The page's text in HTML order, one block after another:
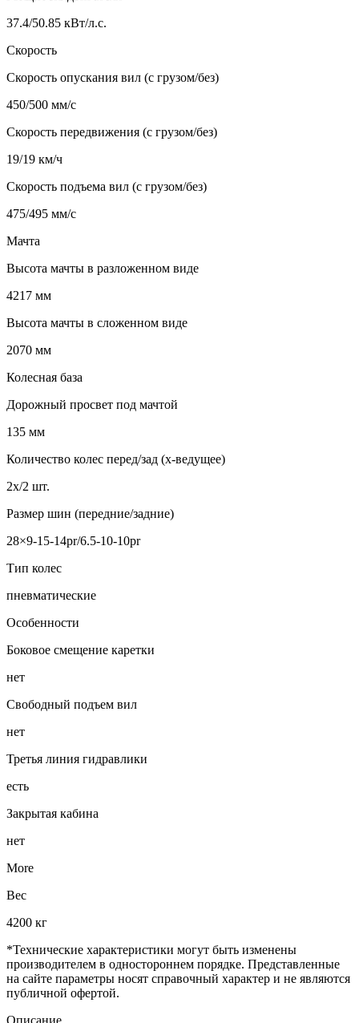
37.4/50.85 кВт/л.с.
Скорость
Скорость опускания вил (с грузом/без)
450/500 мм/с
Скорость передвижения (с грузом/без)
19/19 км/ч
Скорость подъема вил (с грузом/без)
475/495 мм/с
Мачта
Высота мачты в разложенном виде
4217 мм
Высота мачты в сложенном виде
2070 мм
Колесная база
Дорожный просвет под мачтой
135 мм
Количество колес перед/зад (x-ведущее)
2x/2 шт.
Размер шин (передние/задние)
28×9-15-14pr/6.5-10-10pr
Тип колес
пневматические
Особенности
Боковое смещение каретки
нет
Свободный подъем вил
нет
Третья линия гидравлики
есть
Закрытая кабина
нет
More
Вес
4200 кг
*Технические характеристики могут быть изменены
производителем в одностороннем порядке. Представленные
на сайте параметры носят справочный характер и не являются
публичной офертой.